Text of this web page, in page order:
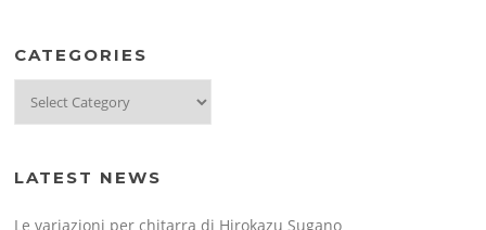
CATEGORIES
LATEST NEWS
Le variazioni per chitarra di Hirokazu Sugano